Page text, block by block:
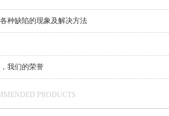
种缺陷的现象及解决方法
我们的荣誉
PRODUCTS